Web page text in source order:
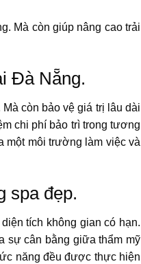
Mà còn giúp nâng cao trải
Đà Nẵng.
còn bảo vệ giá trị lâu dài
chi phí bảo trì trong tương
một môi trường làm việc và
spa đẹp.
tích không gian có hạn.
sự cân bằng giữa thẩm mỹ
năng đều được thực hiện